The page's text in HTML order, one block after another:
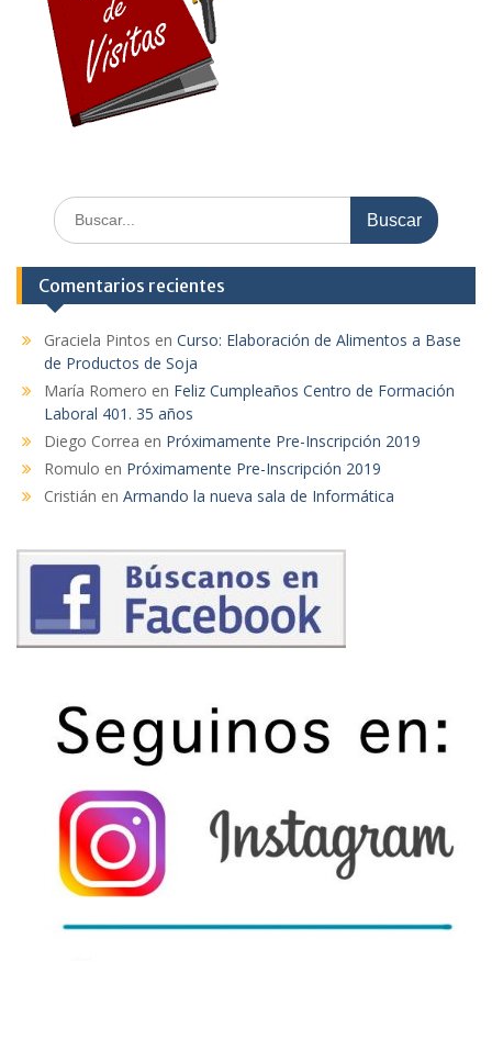
Comentarios recientes
Graciela Pintos en Curso: Elaboración de Alimentos a Base
de Productos de Soja
María Romero en Feliz Cumpleaños Centro de Formación
Laboral 401. 35 años
Diego Correa en Próximamente Pre-Inscripción 2019
Romulo en Próximamente Pre-Inscripción 2019
Cristián en Armando la nueva sala de Informática